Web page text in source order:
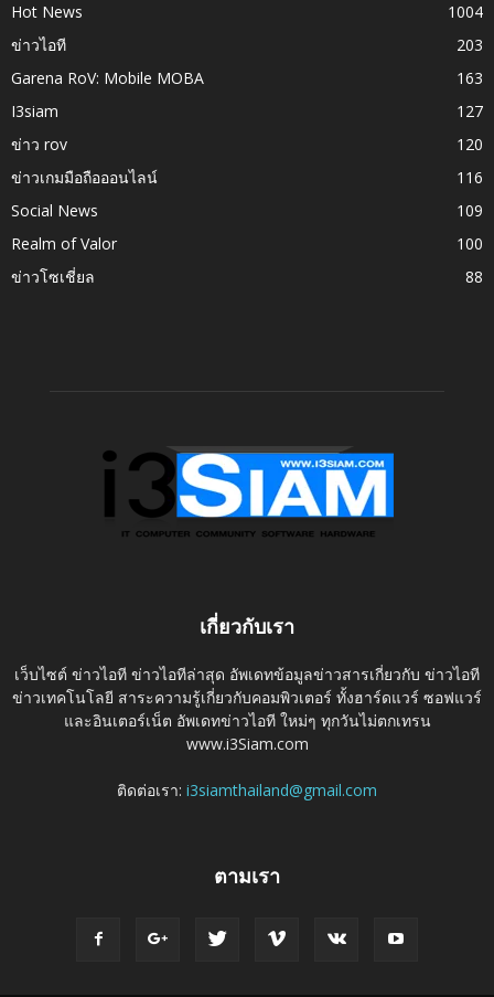
Hot News
1004
ข่าวไอที
203
Garena RoV: Mobile MOBA
163
I3siam
127
ข่าว rov
120
ข่าวเกมมือถือออนไลน์
116
Social News
109
Realm of Valor
100
ข่าวโซเชี่ยล
88
เกี่ยวกับเรา
เว็บไซต์ ข่าวไอที ข่าวไอทีล่าสุด อัพเดทข้อมูลข่าวสารเกี่ยวกับ ข่าวไอที
ข่าวเทคโนโลยี สาระความรู้เกี่ยวกับคอมพิวเตอร์ ทั้งฮาร์ดแวร์ ซอฟแวร์
และอินเตอร์เน็ต อัพเดทข่าวไอที ใหม่ๆ ทุกวันไม่ตกเทรน
www.i3Siam.com
ติดต่อเรา: i3siamthailand@gmail.com
ตามเรา